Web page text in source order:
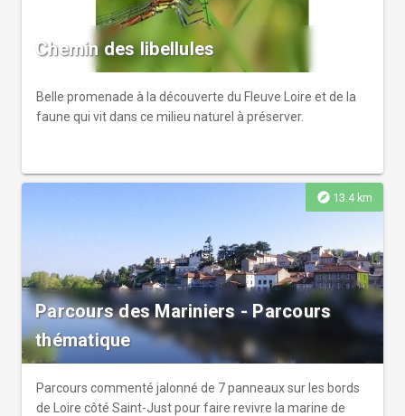
Chemin des libellules
Belle promenade à la découverte du Fleuve Loire et de la
faune qui vit dans ce milieu naturel à préserver.
explore 13.4 km
Parcours des Mariniers - Parcours
thématique
Parcours commenté jalonné de 7 panneaux sur les bords
de Loire côté Saint-Just pour faire revivre la marine de